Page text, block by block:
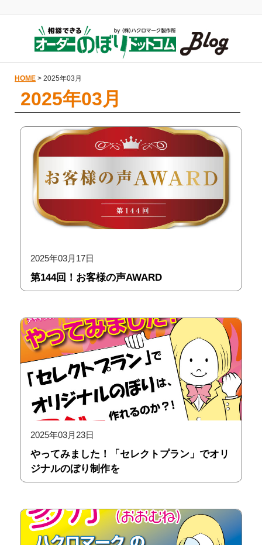
HOME > 2025年03月
2025年03月
2025年03月17日
第144回！お客様の声AWARD
2025年03月23日
やってみました！「セレクトプラン」でオリ
ジナルのぼり制作を